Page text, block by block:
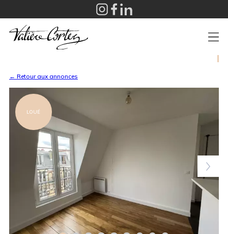
← Retour aux annonces
LOUÉ